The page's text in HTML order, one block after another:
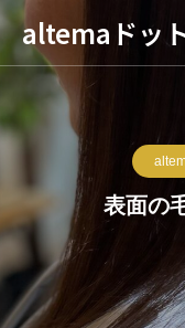
altemaドッ
表面の